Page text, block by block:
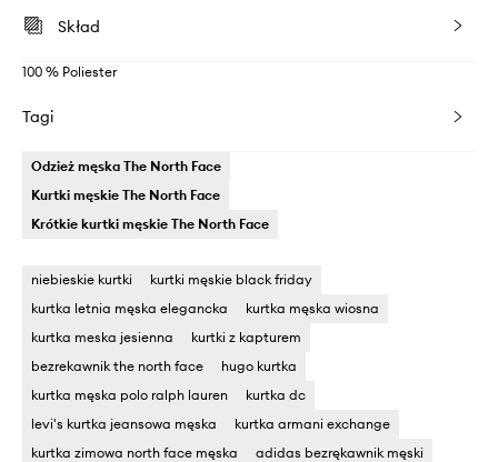
Skład
100 % Poliester
Tagi
Odzież męska The North Face
Kurtki męskie The North Face
Krótkie kurtki męskie The North Face
niebieskie kurtki
kurtki męskie black friday
kurtka letnia męska elegancka
kurtka męska wiosna
kurtka meska jesienna
kurtki z kapturem
bezrekawnik the north face
hugo kurtka
kurtka męska polo ralph lauren
kurtka dc
levi's kurtka jeansowa męska
kurtka armani exchange
kurtka zimowa north face męska
adidas bezrękawnik męski